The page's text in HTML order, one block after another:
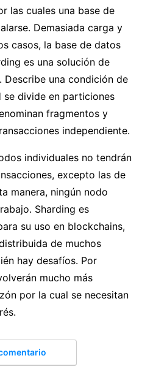
las cuales una base de
Demasiada carga y
casos, la base de datos
es una solución de
Describe una condición de
divide en particiones
fragmentos y
independiente.
individuales no tendrán
excepto las de
manera, ningún nodo
Sharding es
su uso en blockchains,
de muchos
hay desafíos. Por
mucho más
por la cual se necesitan